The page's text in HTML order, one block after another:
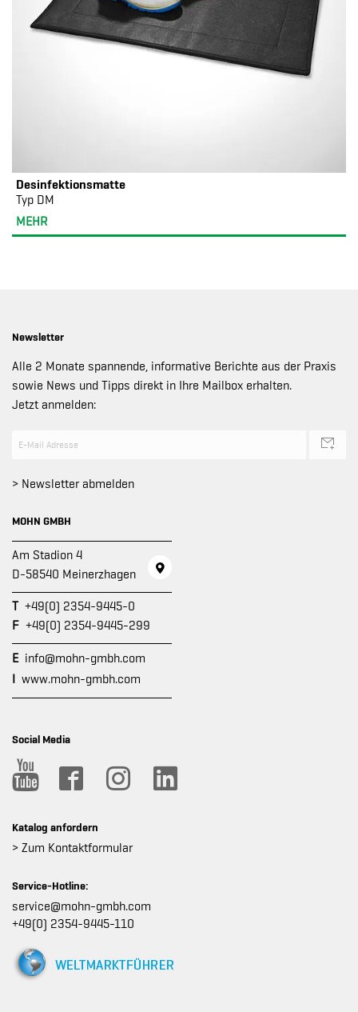
Desinfektionsmatte
Typ DM
MEHR
Newsletter
Alle 2 Monate spannende, informative Berichte aus der Praxis
sowie News und Tipps direkt in Ihre Mailbox erhalten.
Jetzt anmelden:
> Newsletter abmelden
MOHN GMBH
Am Stadion 4
D-58540 Meinerzhagen
T +49(0) 2354-9445-0
F +49(0) 2354-9445-299
E info@mohn-gmbh.com
I www.mohn-gmbh.com
Social Media
Katalog anfordern
> Zum Kontaktformular
Service-Hotline:
service@mohn-gmbh.com
+49(0) 2354-9445-110